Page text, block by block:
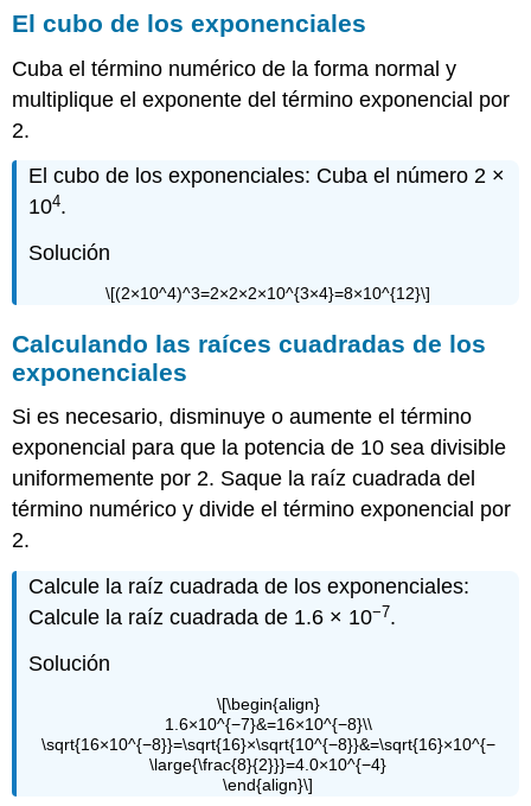
El cubo de los exponenciales
Cuba el término numérico de la forma normal y
multiplique el exponente del término exponencial por
2.
El cubo de los exponenciales: Cuba el número 2 ×
104.
Solución
\[(2×10^4)^3=2×2×2×10^{3×4}=8×10^{12}\]
Calculando las raíces cuadradas de los
exponenciales
Si es necesario, disminuye o aumente el término
exponencial para que la potencia de 10 sea divisible
uniformemente por 2. Saque la raíz cuadrada del
término numérico y divide el término exponencial por
2.
Calcule la raíz cuadrada de los exponenciales:
Calcule la raíz cuadrada de 1.6 × 10−7.
Solución
\[\begin{align}
1.6×10^{−7}&=16×10^{−8}\\
\sqrt{16×10^{−8}}=\sqrt{16}×\sqrt{10^{−8}}&=\sqrt{16}×10^{−
\large{\frac{8}{2}}}=4.0×10^{−4}
\end{align}\]